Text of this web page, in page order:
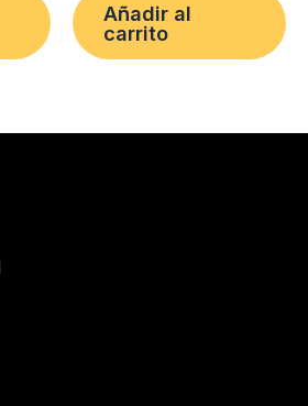
Añadir al
carrito